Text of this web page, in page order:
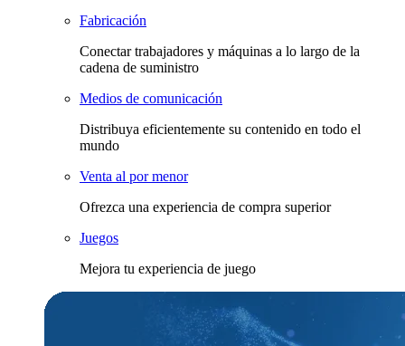
Fabricación
Conectar trabajadores y máquinas a lo largo de la
cadena de suministro
Medios de comunicación
Distribuya eficientemente su contenido en todo el
mundo
Venta al por menor
Ofrezca una experiencia de compra superior
Juegos
Mejora tu experiencia de juego